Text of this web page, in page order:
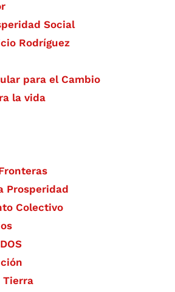
Social
Rodríguez
para el Cambio
la vida
Prosperidad
Colectivo
Tierra